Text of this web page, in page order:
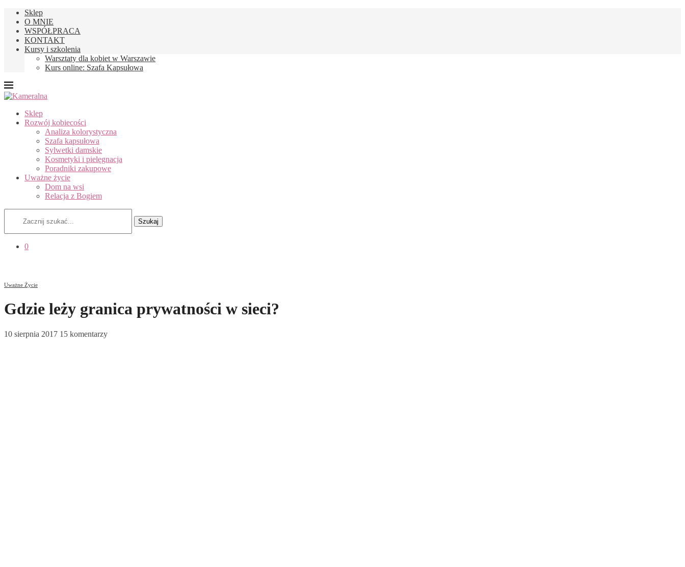
Sklep
O MNIE
WSPÓŁPRACA
KONTAKT
Kursy i szkolenia
Warsztaty dla kobiet w Warszawie
Kurs online: Szafa Kapsułowa
Sklep
Rozwój kobiecości
Analiza kolorystyczna
Szafa kapsułowa
Sylwetki damskie
Kosmetyki i pielęgnacja
Poradniki zakupowe
Uważne życie
Dom na wsi
Relacja z Bogiem
Szukaj
0
Uważne Życie
Gdzie leży granica prywatności w sieci?
10 sierpnia 2017 15 komentarzy